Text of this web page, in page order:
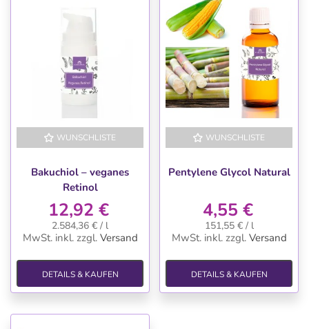
WUNSCHLISTE
Bakuchiol – veganes
Retinol
12,92 €
2.584,36 € / l
MwSt. inkl. zzgl. Versand
DETAILS & KAUFEN
WUNSCHLISTE
Pentylene Glycol Natural
4,55 €
151,55 € / l
MwSt. inkl. zzgl. Versand
DETAILS & KAUFEN